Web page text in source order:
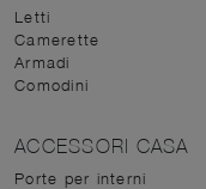
Letti
Camerette
Armadi
Comodini
ACCESSORI CASA
Porte per interni